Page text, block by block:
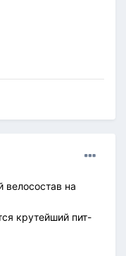
велосостав на
крутейший пит-